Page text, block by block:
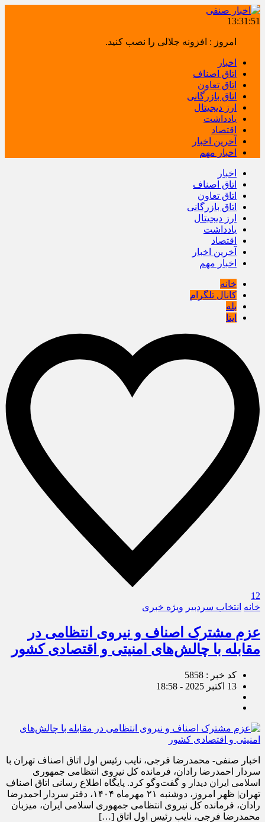
13:31:51
امروز : افزونه جلالی را نصب کنید.
اخبار
اتاق اصناف
اتاق تعاون
اتاق بازرگانی
ارز دیجیتال
یادداشت
اقتصاد
آخرین اخبار
اخبار مهم
اخبار
اتاق اصناف
اتاق تعاون
اتاق بازرگانی
ارز دیجیتال
یادداشت
اقتصاد
آخرین اخبار
اخبار مهم
خانه
کانال تلگرام
بله
ایتا
12
خانه انتخاب سردبیر ویژه خبری
عزم مشترک اصناف و نیروی انتظامی در
مقابله با چالش‌های امنیتی و اقتصادی کشور
کد خبر : 5858
13 اکتبر 2025 - 18:58
اخبار صنفی- محمدرضا فرجی، نایب رئیس اول اتاق اصناف تهران با
سردار احمدرضا رادان، فرمانده کل نیروی انتظامی جمهوری
اسلامی ایران دیدار و گفت‌وگو کرد. پایگاه اطلاع رسانی اتاق اصناف
تهران| ظهر امروز، دوشنبه ۲۱ مهرماه ۱۴۰۴، دفتر سردار احمدرضا
رادان، فرمانده کل نیروی انتظامی جمهوری اسلامی ایران، میزبان
محمدرضا فرجی، نایب رئیس اول اتاق […]